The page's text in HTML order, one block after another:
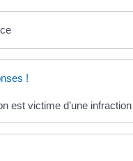
!
est victime d’une